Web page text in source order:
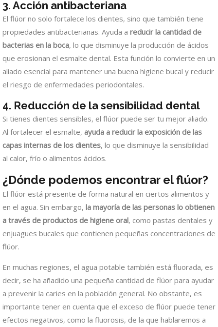
3.Acción antibacteriana
El flúor no solo fortalece los dientes, sino que también tiene
propiedades antibacterianas. Ayuda a reducir la cantidad de
bacterias en la boca, lo que disminuye la producción de ácidos
que erosionan el esmalte dental. Esta función lo convierte en un
aliado esencial para mantener una buena higiene bucal y reducir
el riesgo de enfermedades periodontales.
4. Reducción de la sensibilidad dental
Si tienes dientes sensibles, el flúor puede ser tu mejor aliado.
Al fortalecer el esmalte, ayuda a reducir la exposición de las
capas internas de los dientes, lo que disminuye la sensibilidad
al calor, frío o alimentos ácidos.
¿Dónde podemos encontrar el flúor?
El flúor está presente de forma natural en ciertos alimentos y
en el agua. Sin embargo, la mayoría de las personas lo obtienen
a través de productos de higiene oral, como pastas dentales y
enjuagues bucales que contienen pequeñas concentraciones de
flúor.
En muchas regiones, el agua potable también está fluorada, es
decir, se ha añadido una pequeña cantidad de flúor para ayudar
a prevenir la caries en la población general. No obstante, es
importante tener en cuenta que el exceso de flúor puede tener
efectos negativos, como la fluorosis, de la que hablaremos a